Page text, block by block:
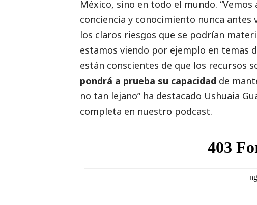
México, sino en todo el mundo.
conciencia y conocimiento nunca
los claros riesgos que se podrían
estamos viendo por ejemplo en temas
están conscientes de que los recursos
pondrá a prueba su capacidad de
no tan lejano” ha destacado Ushuaia
completa en nuestro podcast.